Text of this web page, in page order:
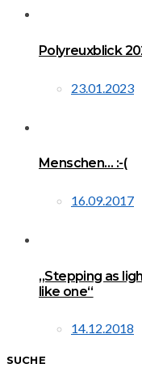
Polyreuxblick
23.01.2023
Menschen… :-(
16.09.2017
„Stepping as
like one“
14.12.2018
SUCHE